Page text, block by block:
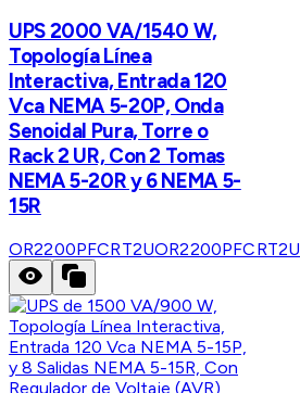
UPS 2000 VA/1540 W,
Topología Línea
Interactiva, Entrada 120
Vca NEMA 5-20P, Onda
Senoidal Pura, Torre o
Rack 2 UR, Con 2 Tomas
NEMA 5-20R y 6 NEMA 5-
15R
OR2200PFCRT2UOR2200PFCRT2U